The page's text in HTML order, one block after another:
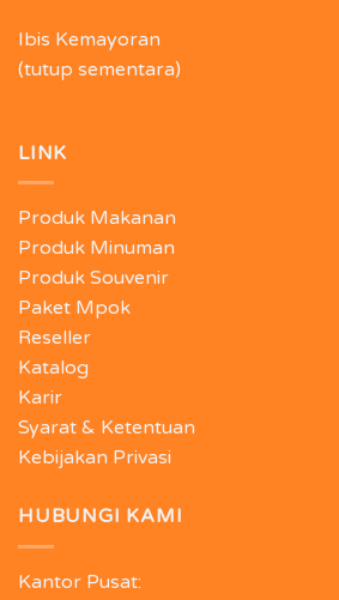
Ibis Kemayoran
(tutup sementara)
LINK
Produk Makanan
Produk Minuman
Produk Souvenir
Paket Mpok
Reseller
Katalog
Karir
Syarat & Ketentuan
Kebijakan Privasi
HUBUNGI KAMI
Kantor Pusat: